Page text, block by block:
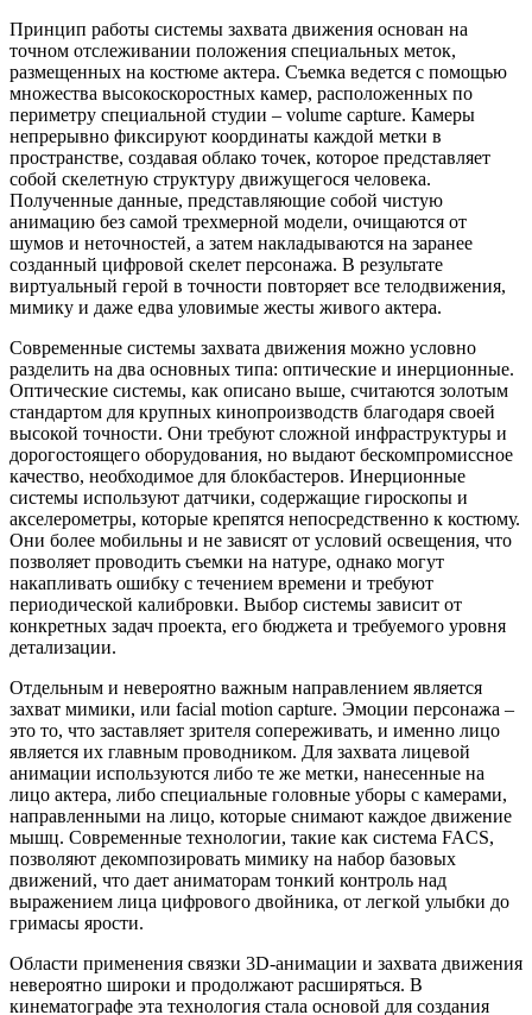
Принцип работы системы захвата движения основан на
точном отслеживании положения специальных меток,
размещенных на костюме актера. Съемка ведется с помощью
множества высокоскоростных камер, расположенных по
периметру специальной студии – volume capture. Камеры
непрерывно фиксируют координаты каждой метки в
пространстве, создавая облако точек, которое представляет
собой скелетную структуру движущегося человека.
Полученные данные, представляющие собой чистую
анимацию без самой трехмерной модели, очищаются от
шумов и неточностей, а затем накладываются на заранее
созданный цифровой скелет персонажа. В результате
виртуальный герой в точности повторяет все телодвижения,
мимику и даже едва уловимые жесты живого актера.
Современные системы захвата движения можно условно
разделить на два основных типа: оптические и инерционные.
Оптические системы, как описано выше, считаются золотым
стандартом для крупных кинопроизводств благодаря своей
высокой точности. Они требуют сложной инфраструктуры и
дорогостоящего оборудования, но выдают бескомпромиссное
качество, необходимое для блокбастеров. Инерционные
системы используют датчики, содержащие гироскопы и
акселерометры, которые крепятся непосредственно к костюму.
Они более мобильны и не зависят от условий освещения, что
позволяет проводить съемки на натуре, однако могут
накапливать ошибку с течением времени и требуют
периодической калибровки. Выбор системы зависит от
конкретных задач проекта, его бюджета и требуемого уровня
детализации.
Отдельным и невероятно важным направлением является
захват мимики, или facial motion capture. Эмоции персонажа –
это то, что заставляет зрителя сопереживать, и именно лицо
является их главным проводником. Для захвата лицевой
анимации используются либо те же метки, нанесенные на
лицо актера, либо специальные головные уборы с камерами,
направленными на лицо, которые снимают каждое движение
мышц. Современные технологии, такие как система FACS,
позволяют декомпозировать мимику на набор базовых
движений, что дает аниматорам тонкий контроль над
выражением лица цифрового двойника, от легкой улыбки до
гримасы ярости.
Области применения связки 3D-анимации и захвата движения
невероятно широки и продолжают расширяться. В
кинематографе эта технология стала основой для создания